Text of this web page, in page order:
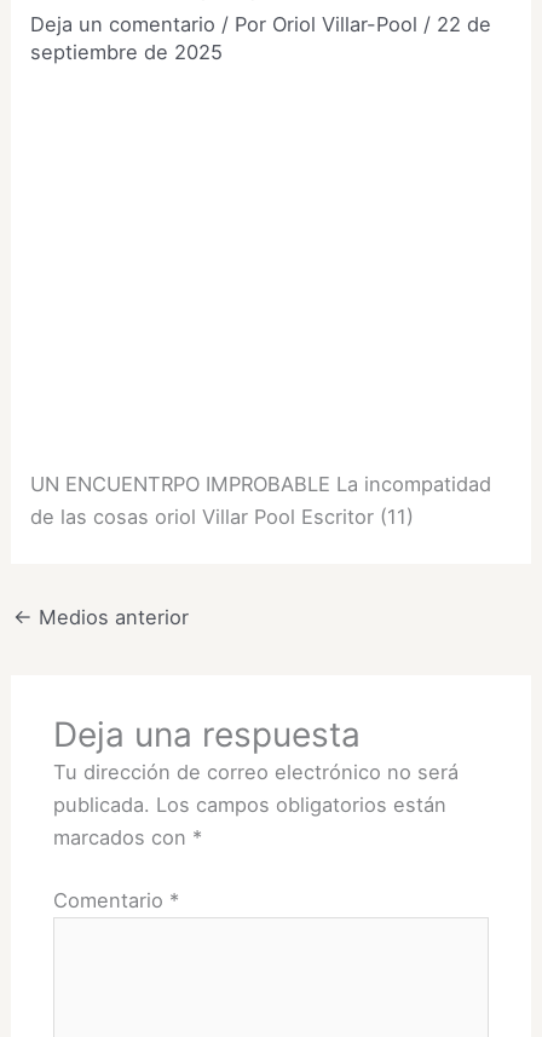
Deja un comentario / Por Oriol Villar-Pool / 22 de
septiembre de 2025
UN ENCUENTRPO IMPROBABLE La incompatidad
de las cosas oriol Villar Pool Escritor (11)
← Medios anterior
Deja una respuesta
Tu dirección de correo electrónico no será
publicada. Los campos obligatorios están
marcados con *
Comentario *